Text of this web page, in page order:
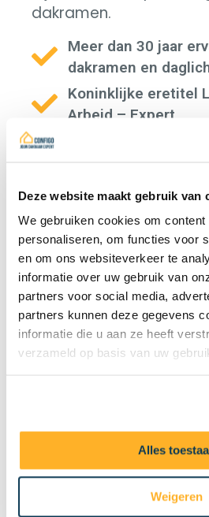
Deze website maakt gebruik van
We gebruiken cookies om
personaliseren, om functies voor
en om ons websiteverkeer te
informatie over uw gebruik van
partners voor social media,
partners kunnen deze gegevens
informatie die u aan ze heeft
verzameld op basis van uw
Alles
Weigeren
dakramen.
Meer dan 30 jaar
dakramen en
Koninklijke eretitel
Arbeid – Expert
Domeindeskundige
Praktijk
Tijd
Veel advies vertrekt
Hier is het omgekeerd.